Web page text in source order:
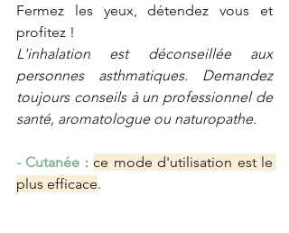
Fermez les yeux, détendez vous et
profitez !
L'inhalation est déconseillée aux
personnes asthmatiques. Demandez
toujours conseils à un professionnel de
santé, aromatologue ou naturopathe.
- Cutanée : ce mode d'utilisation est le
plus efficace.